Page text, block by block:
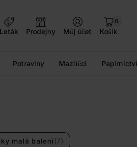
Leták
Prodejny Můj účet
0
Košík
Potraviny Mazlíčci
malá balení (7)